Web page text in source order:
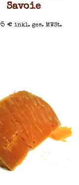
Savoie
€ inkl. ges. MWSt.